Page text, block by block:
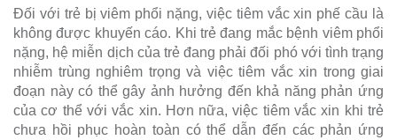
Đối với trẻ bị viêm phổi nặng, việc tiêm vắc xin phế cầu là
không được khuyến cáo. Khi trẻ đang mắc bệnh viêm phổi
nặng, hệ miễn dịch của trẻ đang phải đối phó với tình trạng
nhiễm trùng nghiêm trọng và việc tiêm vắc xin trong giai
đoạn này có thể gây ảnh hưởng đến khả năng phản ứng
của cơ thể với vắc xin. Hơn nữa, việc tiêm vắc xin khi trẻ
chưa hồi phục hoàn toàn có thể dẫn đến các phản ứng